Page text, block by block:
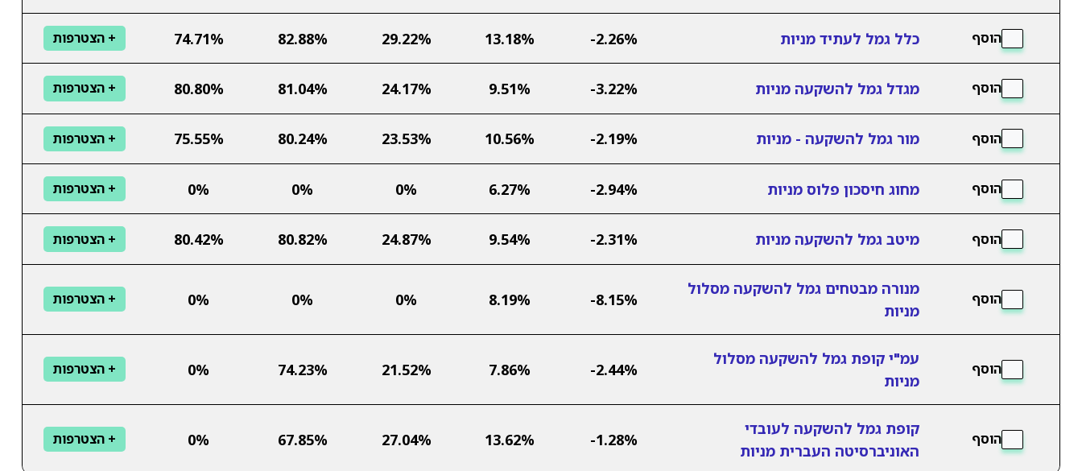
הוסף כלל גמל לעתיד מניות -2.26%
13.18%
29.22%
82.88%
74.71% + הצטרפות
הוסף מגדל גמל להשקעה מניות -3.22%
9.51%
24.17%
81.04%
80.80% + הצטרפות
הוסף מור גמל להשקעה - מניות -2.19%
10.56%
23.53%
80.24%
75.55% + הצטרפות
הוסף מחוג חיסכון פלוס מניות -2.94%
6.27%
0%
0%
0% + הצטרפות
הוסף מיטב גמל להשקעה מניות -2.31%
9.54%
24.87%
80.82%
80.42% + הצטרפות
הוסף
מנורה מבטחים גמל להשקעה מסלול
מניות
-8.15%
8.19%
0%
0%
0% + הצטרפות
הוסף
עמ"י קופת גמל להשקעה מסלול
מניות
-2.44%
7.86%
21.52%
74.23%
0% + הצטרפות
הוסף
קופת גמל להשקעה לעובדי
האוניברסיטה העברית מניות
-1.28%
13.62%
27.04%
67.85%
0% + הצטרפות